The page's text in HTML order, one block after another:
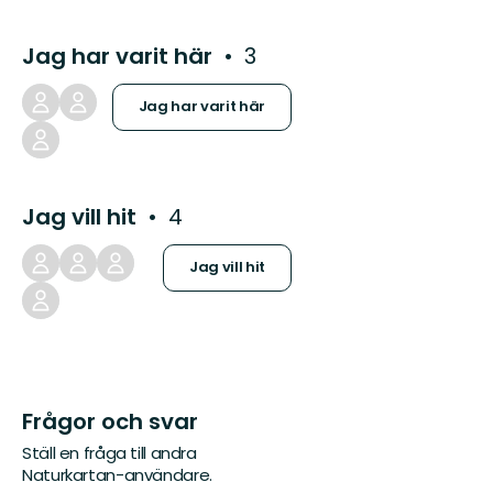
Jag har varit här 3
Jag har varit här
Jag vill hit 4
Jag vill hit
Frågor och svar
Ställ en fråga till andra
Naturkartan-användare.